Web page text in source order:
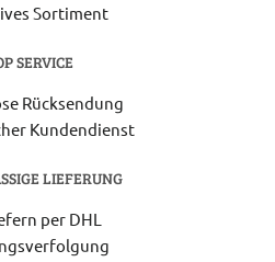
Sortiment
SERVICE
Rücksendung
Kundendienst
LIEFERUNG
per DHL